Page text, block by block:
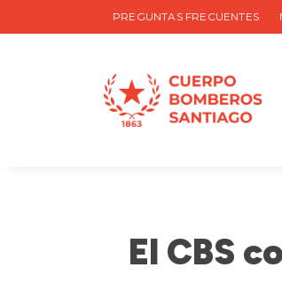
PREGUNTAS FRECUENTES
El CBS